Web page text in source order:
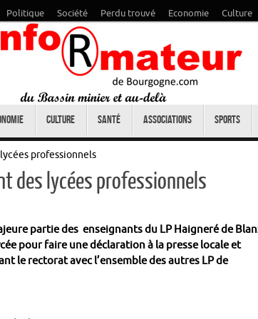
Politique Société Perdu trouvé Economie Culture
Culture Santé Associations Sports
professionnels
des lycées professionnels
partie des enseignants du LP Haigneré de
pour faire une déclaration à la presse locale et
le rectorat avec l’ensemble des autres LP de